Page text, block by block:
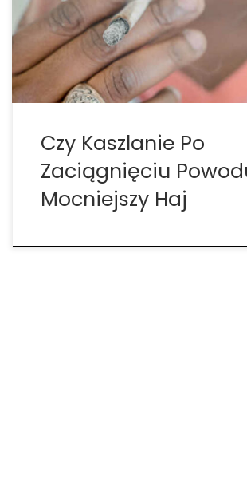
to sens prawda? W końcu wydaje się,
powoduje wielkie zaciągnięcia
muszą szybciej i silniej wypychać całe
Czy Kaszlanie Po
Zaciągnięciu
Mocniejszy Haj